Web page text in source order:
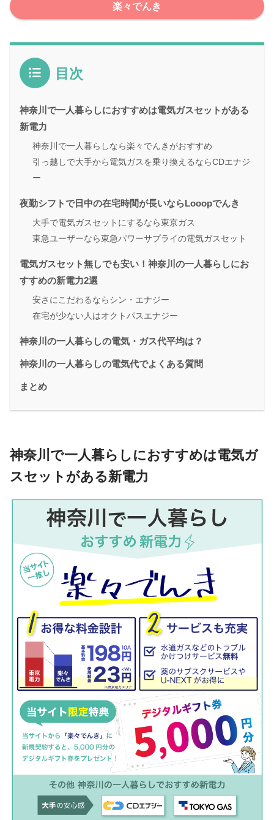
楽々でんき
目次
神奈川で一人暮らしにおすすめは電気ガスセットがある
新電力
神奈川で一人暮らしなら楽々でんきがおすすめ
引っ越しで大手から電気ガスを乗り換えるならCDエナジ
ー
夜勤シフトで日中の在宅時間が長いならLooopでんき
大手で電気ガスセットにするなら東京ガス
東急ユーザーなら東急パワーサプライの電気ガスセット
電気ガスセット無しでも安い！神奈川の一人暮らしにお
すすめの新電力2選
安さにこだわるならシン・エナジー
在宅が少ない人はオクトパスエナジー
神奈川の一人暮らしの電気・ガス代平均は？
神奈川の一人暮らしの電気代でよくある質問
まとめ
神奈川で一人暮らしにおすすめは電気ガ
スセットがある新電力